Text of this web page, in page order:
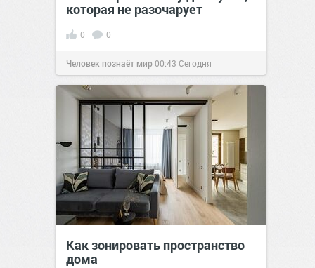
которая не разочарует
0 0
Человек познаёт мир00:43 Сегодня
Как зонировать пространство
дома